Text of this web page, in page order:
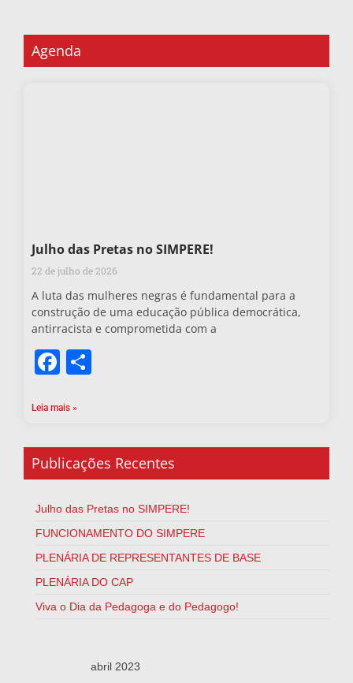
Agenda
Julho das Pretas no SIMPERE!
22 de julho de 2026
A luta das mulheres negras é fundamental para a
construção de uma educação pública democrática,
antirracista e comprometida com a
Facebook
Leia mais »
Publicações Recentes
Julho das Pretas no SIMPERE!
FUNCIONAMENTO DO SIMPERE
PLENÁRIA DE REPRESENTANTES DE BASE
PLENÁRIA DO CAP
Viva o Dia da Pedagoga e do Pedagogo!
abril 2023